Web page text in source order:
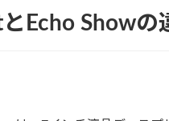
とEcho Showの